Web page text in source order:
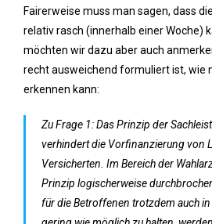
Fairerweise muss man sagen, dass
relativ rasch (innerhalb einer Woche)
möchten wir dazu aber auch
recht ausweichend formuliert ist, wie
erkennen kann:
Zu Frage 1: Das Prinzip der
verhindert die Vorfinanzierung von
Versicherten. Im Bereich der
Prinzip logischerweise
für die Betroffenen trotzdem auch